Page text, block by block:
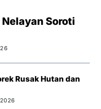
Soroti
Rusak Hutan dan